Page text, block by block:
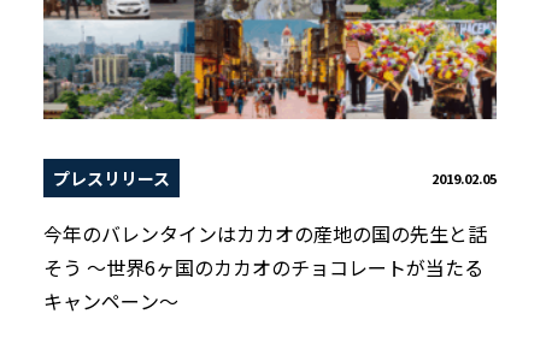
プレスリリース 2019.02.05
今年のバレンタインはカカオの産地の国の先生と話
そう ～世界6ヶ国のカカオのチョコレートが当たる
キャンペーン～